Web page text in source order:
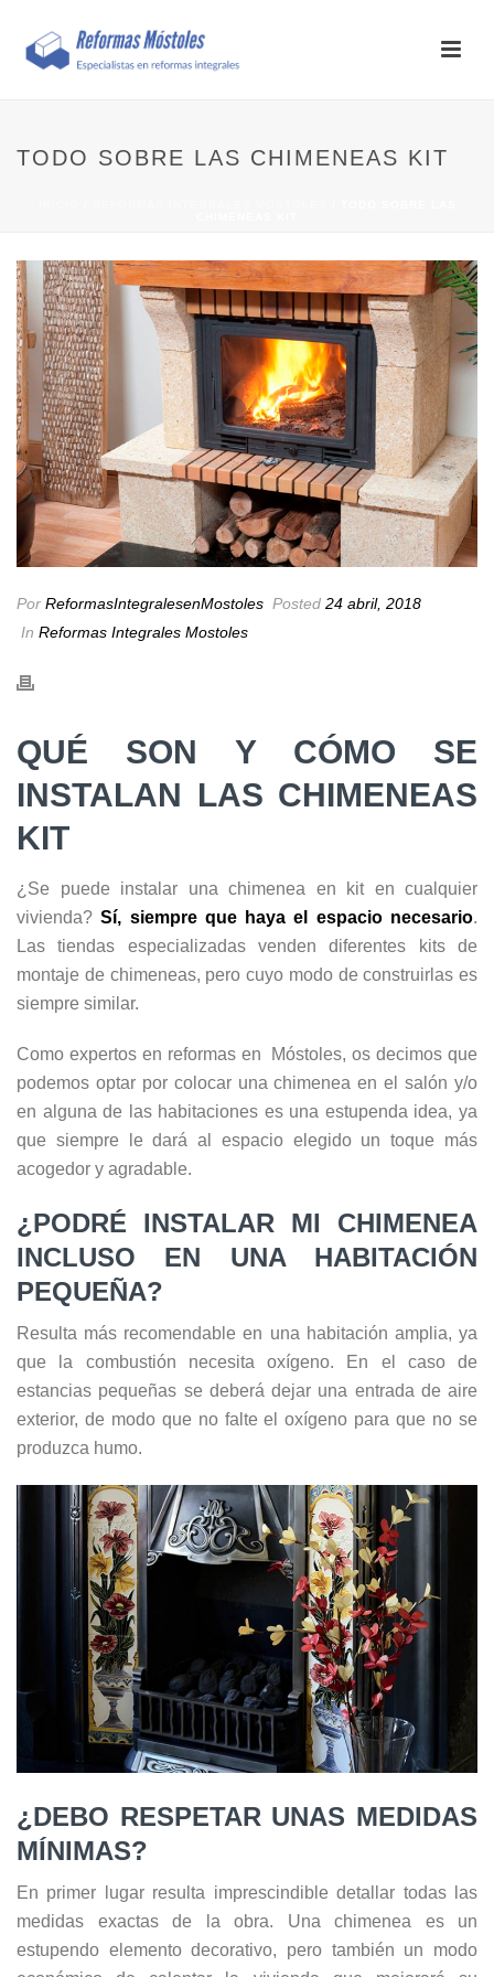
TODO SOBRE LAS CHIMENEAS KIT
Por ReformasIntegralesenMostoles Posted 24 abril, 2018
In Reformas Integrales Mostoles
QUÉ SON Y CÓMO SE
INSTALAN LAS CHIMENEAS
KIT
¿Se puede instalar una chimenea en kit en cualquier
vivienda?Sí, siempre que haya el espacio necesario.
Las tiendas especializadas venden diferentes kits de
montaje de chimeneas, pero cuyo modo de construirlas es
siempre similar.
Como expertos en reformas en Móstoles, os decimos que
podemos optar por colocar una chimenea en el salón y/o
en alguna de las habitaciones es una estupenda idea, ya
que siempre le dará al espacio elegido un toque más
acogedor y agradable.
¿PODRÉ INSTALAR MI CHIMENEA
INCLUSO EN UNA HABITACIÓN
PEQUEÑA?
Resulta más recomendable en una habitación amplia, ya
que la combustión necesita oxígeno. En el caso de
estancias pequeñas se deberá dejar una entrada de aire
exterior, de modo que no falte el oxígeno para que no se
produzca humo.
¿DEBO RESPETAR UNAS MEDIDAS
MÍNIMAS?
En primer lugar resulta imprescindible detallar todas las
medidas exactas de la obra. Una chimenea es un
estupendo elemento decorativo, pero también un modo